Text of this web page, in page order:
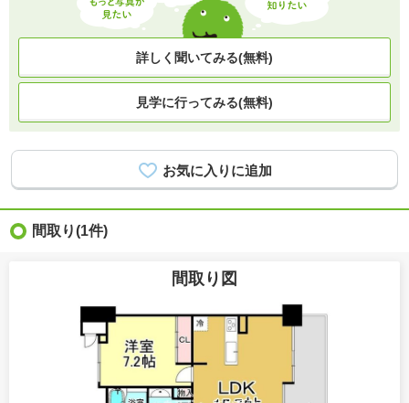
詳しく聞いてみる(無料)
見学に行ってみる(無料)
間取り(1件)
間取り図